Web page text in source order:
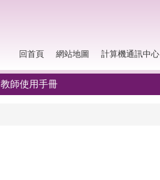
回首頁 網站地圖 計算機通訊中心
教師使用手冊